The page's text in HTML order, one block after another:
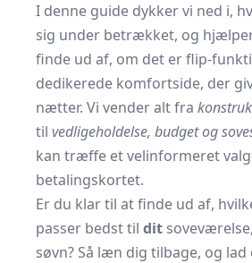
I denne guide dykker vi ned i,
sig under betrækket, og
finde ud af, om det er flip-
dedikerede komfortside, der
nætter. Vi vender alt fra
til vedligeholdelse, budget og
kan træffe et velinformeret
betalingskortet.
Er du klar til at finde ud af,
passer bedst til dit
søvn? Så læn dig tilbage, og lad